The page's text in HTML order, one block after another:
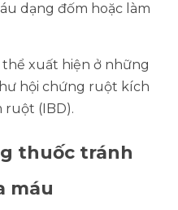
dạng đốm hoặc làm
xuất hiện ở những
hội chứng ruột kích
ruột (IBD).
thuốc tránh
máu